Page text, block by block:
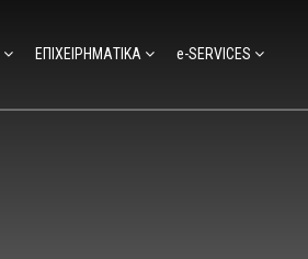
ΕΠΙΧΕΙΡΗΜΑΤΙΚΑ e-SERVICES